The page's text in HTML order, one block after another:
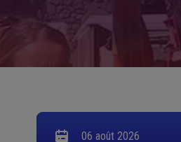
06 août 2026